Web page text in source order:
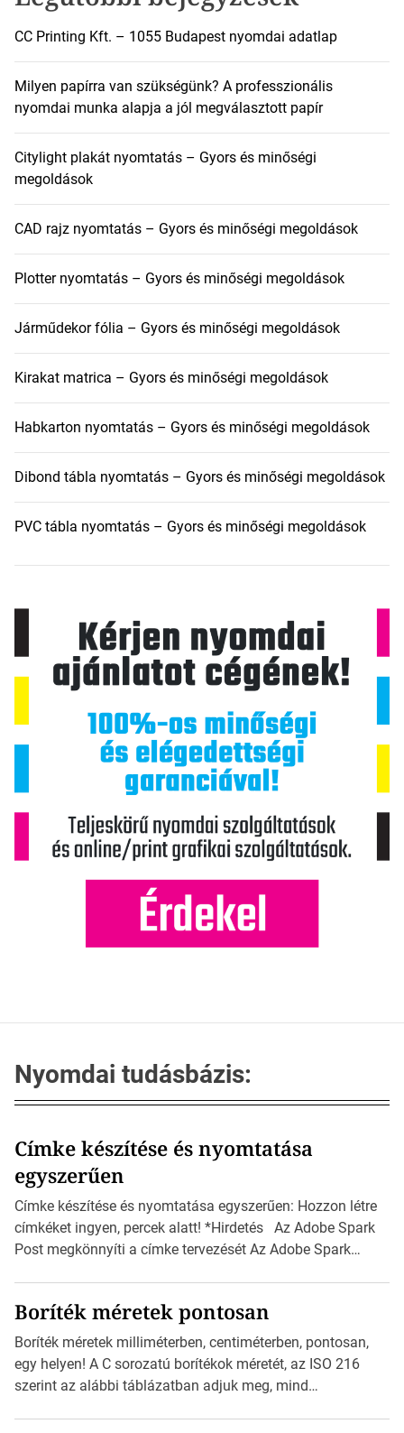
CC Printing Kft. – 1055 Budapest nyomdai adatlap
Milyen papírra van szükségünk? A professzionális
nyomdai munka alapja a jól megválasztott papír
Citylight plakát nyomtatás – Gyors és minőségi
megoldások
CAD rajz nyomtatás – Gyors és minőségi megoldások
Plotter nyomtatás – Gyors és minőségi megoldások
Járműdekor fólia – Gyors és minőségi megoldások
Kirakat matrica – Gyors és minőségi megoldások
Habkarton nyomtatás – Gyors és minőségi megoldások
Dibond tábla nyomtatás – Gyors és minőségi megoldások
PVC tábla nyomtatás – Gyors és minőségi megoldások
Nyomdai tudásbázis:
Címke készítése és nyomtatása
egyszerűen
Címke készítése és nyomtatása egyszerűen: Hozzon létre
címkéket ingyen, percek alatt! *Hirdetés Az Adobe Spark
Post megkönnyíti a címke tervezését Az Adobe Spark
igazán foroghatnak a kreatív fogaskerekek, miközben
zajlik a saját címke készítése. Hogyan készítsünk címkét?
Válasszon méretet és alakot: Válassza ki a kívánt címke
méretét. Akár néhány […]
Boríték méretek pontosan
Boríték méretek milliméterben, centiméterben, pontosan,
egy helyen! A C sorozatú borítékok méretét, az ISO 216
szerint az alábbi táblázatban adjuk meg, mind